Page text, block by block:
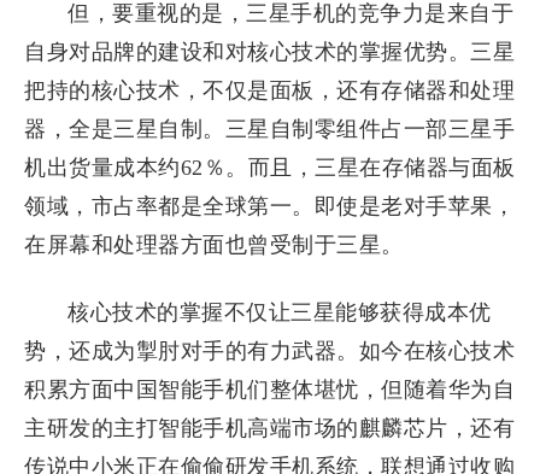
但，要重视的是，三星手机的竞争力是来自于
自身对品牌的建设和对核心技术的掌握优势。三星
把持的核心技术，不仅是面板，还有存储器和处理
器，全是三星自制。三星自制零组件占一部三星手
机出货量成本约62％。而且，三星在存储器与面板
领域，市占率都是全球第一。即使是老对手苹果，
在屏幕和处理器方面也曾受制于三星。
核心技术的掌握不仅让三星能够获得成本优
势，还成为掣肘对手的有力武器。如今在核心技术
积累方面中国智能手机们整体堪忧，但随着华为自
主研发的主打智能手机高端市场的麒麟芯片，还有
传说中小米正在偷偷研发手机系统，联想通过收购